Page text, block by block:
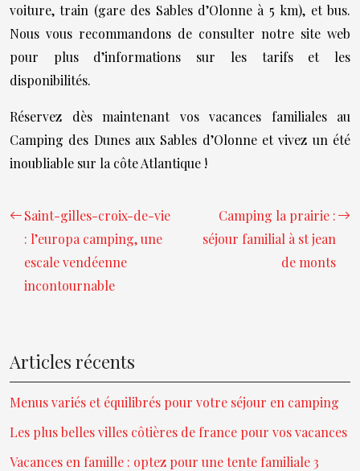
voiture, train (gare des Sables d’Olonne à 5 km), et bus.
Nous vous recommandons de consulter notre site web
pour plus d’informations sur les tarifs et les
disponibilités.
Réservez dès maintenant vos vacances familiales au
Camping des Dunes aux Sables d’Olonne et vivez un été
inoubliable sur la côte Atlantique !
Saint-gilles-croix-de-vie
: l’europa camping, une
escale vendéenne
incontournable
Camping la prairie :
séjour familial à st jean
de monts
Articles récents
Menus variés et équilibrés pour votre séjour en camping
Les plus belles villes côtières de france pour vos vacances
Vacances en famille : optez pour une tente familiale 3